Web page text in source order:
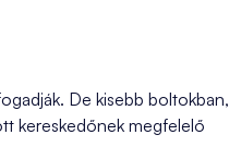
De kisebb boltokban,
kereskedőnek megfelelő